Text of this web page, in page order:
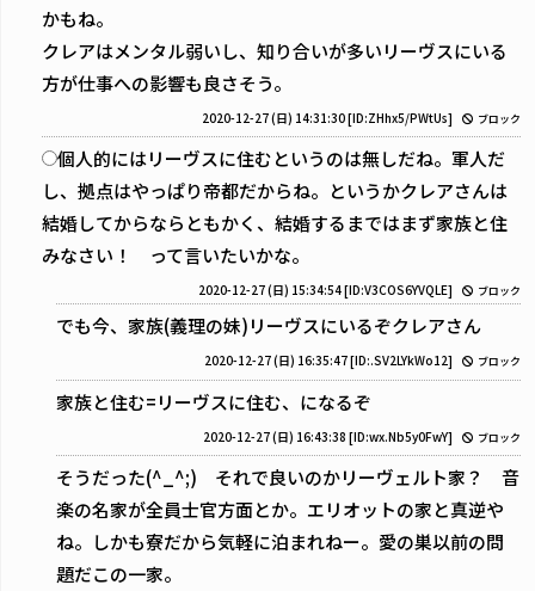
かもね。
クレアはメンタル弱いし、知り合いが多いリーヴスにいる
方が仕事への影響も良さそう。
2020-12-27 (日) 14:31:30[ID:ZHhx5/PWtUs] ブロック
個人的にはリーヴスに住むというのは無しだね。軍人だ
し、拠点はやっぱり帝都だからね。というかクレアさんは
結婚してからならともかく、結婚するまではまず家族と住
みなさい！ って言いたいかな。
2020-12-27 (日) 15:34:54[ID:V3COS6YVQLE] ブロック
でも今、家族(義理の妹)リーヴスにいるぞクレアさん
2020-12-27 (日) 16:35:47[ID:.SV2LYkWo12] ブロック
家族と住む=リーヴスに住む、になるぞ
2020-12-27 (日) 16:43:38 [ID:wx.Nb5y0FwY] ブロック
そうだった(^_^;) それで良いのかリーヴェルト家？ 音
楽の名家が全員士官方面とか。エリオットの家と真逆や
ね。しかも寮だから気軽に泊まれねー。愛の巣以前の問
題だこの一家。